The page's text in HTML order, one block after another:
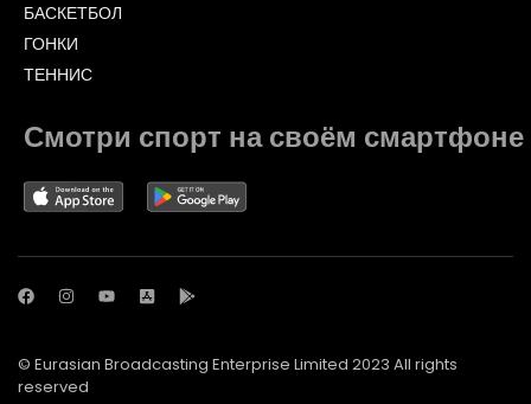
БАСКЕТБОЛ
ГОНКИ
ТЕННИС
Смотри спорт на своём смартфоне
© Eurasian Broadcasting Enterprise Limited 2023 All rights
reserved